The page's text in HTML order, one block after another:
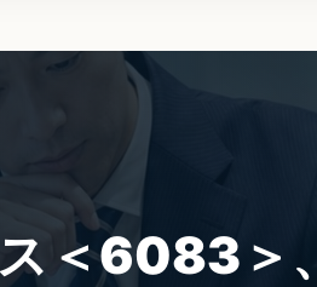
＜6083＞